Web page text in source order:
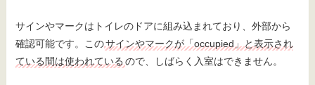
サインやマークはトイレのドアに組み込まれており、外部から
確認可能です。このサインやマークが「occupied」と表示され
ている間は使われている ので、しばらく入室はできません。